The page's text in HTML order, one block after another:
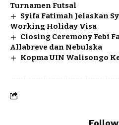
Turnamen Futsal
Syifa Fatimah Jelaskan
Working Holiday Visa
Closing Ceremony Febi
Allabreve dan Nebulska
Kopma UIN Walisongo
Follow